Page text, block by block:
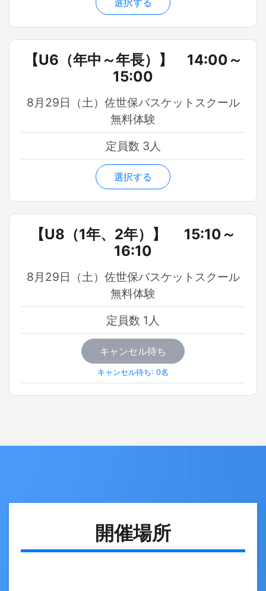
選択する
【U6（年中～年長）】 14:00～
15:00
8月29日（土）佐世保バスケットスクール
無料体験
定員数 3人
選択する
【U8（1年、2年）】 15:10～
16:10
8月29日（土）佐世保バスケットスクール
無料体験
定員数 1人
キャンセル待ち
キャンセル待ち: 0名
開催場所